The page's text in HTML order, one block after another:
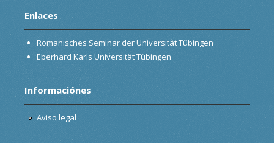
Enlaces
Romanisches Seminar der Universität Tübingen
Eberhard Karls Universität Tübingen
Informaciónes
Aviso legal